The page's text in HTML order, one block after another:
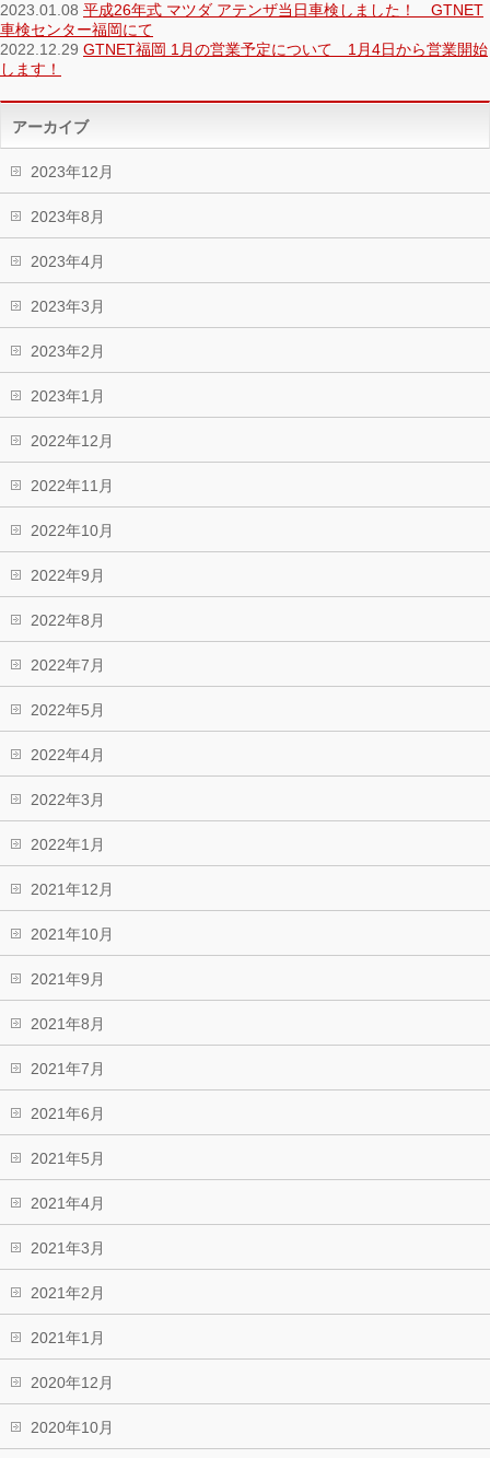
2023.01.08 平成26年式 マツダ アテンザ当日車検しました！ GTNET
車検センター福岡にて
2022.12.29 GTNET福岡 1月の営業予定について 1月4日から営業開始
します！
アーカイブ
2023年12月
2023年8月
2023年4月
2023年3月
2023年2月
2023年1月
2022年12月
2022年11月
2022年10月
2022年9月
2022年8月
2022年7月
2022年5月
2022年4月
2022年3月
2022年1月
2021年12月
2021年10月
2021年9月
2021年8月
2021年7月
2021年6月
2021年5月
2021年4月
2021年3月
2021年2月
2021年1月
2020年12月
2020年10月